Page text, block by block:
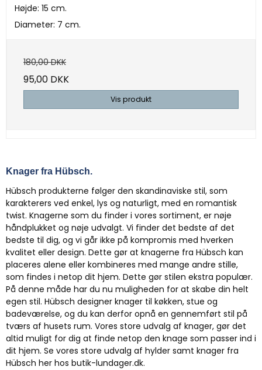
Højde: 15 cm.
Diameter: 7 cm.
180,00 DKK
95,00 DKK
Vis produkt
Knager fra Hübsch.
Hübsch produkterne følger den skandinaviske stil, som
karakterers ved enkel, lys og naturligt, med en romantisk
twist. Knagerne som du finder i vores sortiment, er nøje
håndplukket og nøje udvalgt. Vi finder det bedste af det
bedste til dig, og vi går ikke på kompromis med hverken
kvalitet eller design. Dette gør at knagerne fra Hübsch kan
placeres alene eller kombineres med mange andre stille,
som findes i netop dit hjem. Dette gør stilen ekstra populær.
På denne måde har du nu muligheden for at skabe din helt
egen stil. Hübsch designer knager til køkken, stue og
badeværelse, og du kan derfor opnå en gennemført stil på
tværs af husets rum. Vores store udvalg af knager, gør det
altid muligt for dig at finde netop den knage som passer ind i
dit hjem. Se vores store udvalg af hylder samt knager fra
Hübsch her hos butik-lundager.dk.